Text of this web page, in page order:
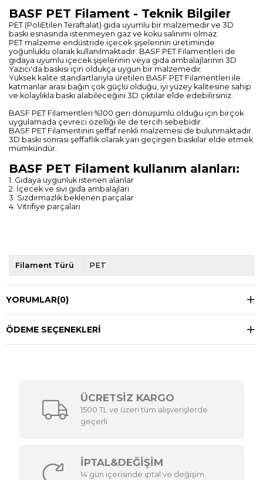
BASF PET Filament - Teknik Bilgiler
PET (PoliEtilen Teraftalat) gıda uyumlu bir malzemedir ve 3D
baskı esnasında istenmeyen gaz ve koku salınımı olmaz.
PET malzeme endüstride içecek şişelerinin üretiminde
yoğunluklu olarak kullanılmaktadır. BASF PET Filamentleri de
gıdaya uyumlu içecek şişelerinin veya gıda ambalajlarının 3D
Yazıcı'da baskısı için oldukça uygun bir malzemedir.
Yüksek kalite standartlarıyla üretilen BASF PET Filamentleri ile
katmanlar arası bağın çok güçlü olduğu, iyi yüzey kalitesine sahip
ve kolaylıkla baskı alabileceğini 3D çıktılar elde edebilirsiniz.
BASF PET Filamentleri %100 geri dönüşümlü olduğu için birçok
uygulamada çevreci özelliği ile de tercih sebebidir.
BASF PET Filamentinin şeffaf renkli malzemesi de bulunmaktadır.
3D baskı sonrası şeffaflık olarak yarı geçirgen baskılar elde etmek
mümkündür.
BASF PET Filament kullanım alanları:
1. Gıdaya uygunluk istenen alanlar
2. İçecek ve sıvı gıda ambalajları
3. Sızdırmazlık beklenen parçalar
4. Vitrifiye parçaları
Filament Türü PET
YORUMLAR(0)
ÖDEME SEÇENEKLERI
ÜCRETSİZ KARGO
1500 TL ve üzeri tüm alışverişlerde
geçerli
İPTAL&DEĞİŞİM
14 gün içerisinde iptal ve değişim